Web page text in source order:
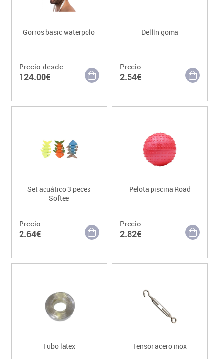
Gorros basic waterpolo
Precio desde
124.00€
Delfín goma
Precio
2.54€
Set acuático 3 peces
Softee
Precio
2.64€
Pelota piscina Road
Precio
2.82€
Tubo latex Tensor acero inox